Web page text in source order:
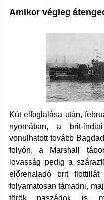
Amikor végleg
Kút elfoglalása után,
nyomában, a brit-
vonulhatott tovább Bagdad
folyón, a Marshall
lovasság pedig a
előrehaladó brit
folyamatosan támadni,
török naszádok is